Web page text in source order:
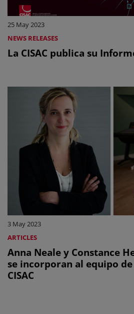
25 May 2023
NEWS RELEASES
La CISAC publica su
3 May 2023
ARTICLES
Anna Neale y Constance
se incorporan al equipo
CISAC